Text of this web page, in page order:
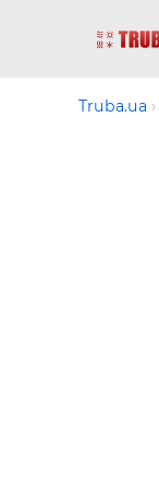
Truba.ua